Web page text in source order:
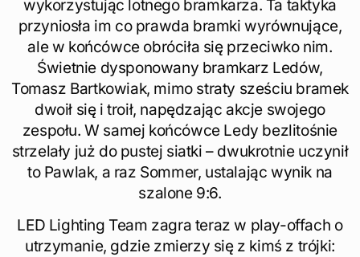
wykorzystując lotnego bramkarza. Ta taktyka
przyniosła im co prawda bramki wyrównujące,
ale w końcówce obróciła się przeciwko nim.
Świetnie dysponowany bramkarz Ledów,
Tomasz Bartkowiak, mimo straty sześciu bramek
dwoił się i troił, napędzając akcje swojego
zespołu. W samej końcówce Ledy bezlitośnie
strzelały już do pustej siatki – dwukrotnie uczynił
to Pawlak, a raz Sommer, ustalając wynik na
szalone 9:6.
LED Lighting Team zagra teraz w play-offach o
utrzymanie, gdzie zmierzy się z kimś z trójki: